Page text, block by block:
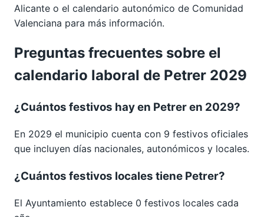
Alicante o el calendario autonómico de Comunidad
Valenciana para más información.
Preguntas frecuentes sobre el
calendario laboral de Petrer 2029
¿Cuántos festivos hay en Petrer en 2029?
En 2029 el municipio cuenta con 9 festivos oficiales
que incluyen días nacionales, autonómicos y locales.
¿Cuántos festivos locales tiene Petrer?
El Ayuntamiento establece 0 festivos locales cada